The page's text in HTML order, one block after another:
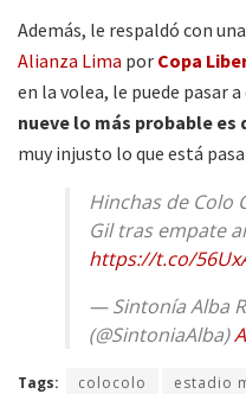
Además, le respaldó con
Alianza Lima por Copa
en la volea, le puede pasar
nueve lo más probable es
muy injusto lo que está
Hinchas de Colo
Gil tras empate
https://t.co/
— Sintonía Alba
(@SintoniaAlba)
Tags: colocolo estadio